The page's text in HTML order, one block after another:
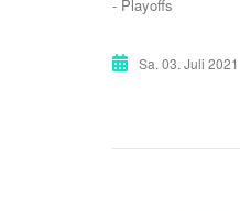
- Playoffs
Sa. 03. Juli 2021